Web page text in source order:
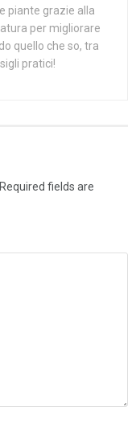
piante grazie alla
per migliorare
quello che so, tra
pratici!
Required fields are